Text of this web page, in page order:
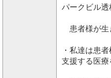
パークビル
患者様が生
・私達は患
支援する医